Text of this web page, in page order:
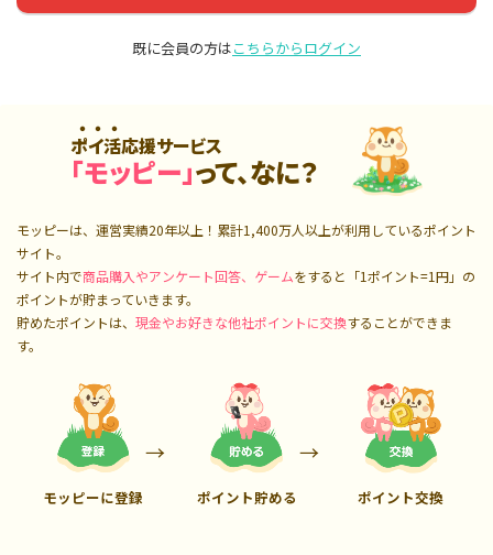
既に会員の方はこちらからログイン
ポイ活応援サービス
「モッピー」って、なに？
モッピーは、運営実績20年以上！累計1,400万人以上が利用しているポイント
サイト。
サイト内で商品購入やアンケート回答、ゲームをすると「1ポイント=1円」の
ポイントが貯まっていきます。
貯めたポイントは、 現金やお好きな他社ポイントに交換することができま
す。
モッピーに登録 ポイント貯める ポイント交換